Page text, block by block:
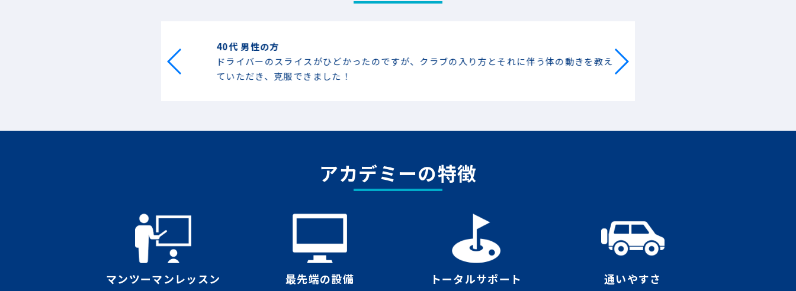
40代 男性の方
ドライバーのスライスがひどかったのですが、クラブの入り方とそれに伴う体の動きを教え
ていただき、克服できました！
アカデミーの特徴
マンツーマンレッスン 最先端の設備 トータルサポート 通いやすさ